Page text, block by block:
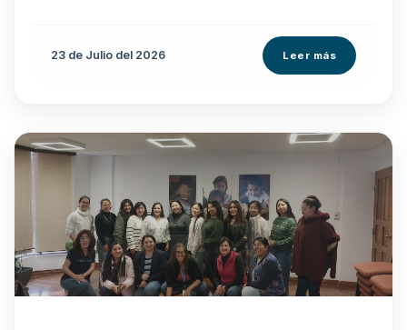
23 de Julio del 2026 Leer más